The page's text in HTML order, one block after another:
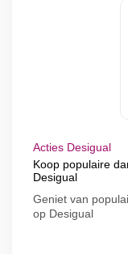
Acties Desigual
Koop populaire
Desigual
Geniet van
op Desigual